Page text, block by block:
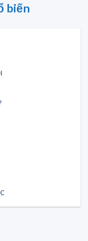
biến